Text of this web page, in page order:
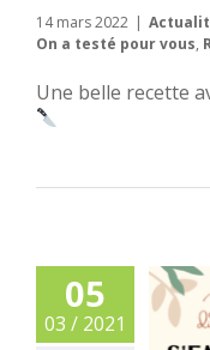
14 mars 2022 |
On a testé pour vous,
Une belle recette
05
03 / 2021